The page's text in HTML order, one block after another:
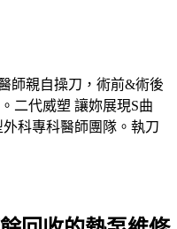
師親自操刀，術前&術後
二代威塑 讓妳展現S曲
科專科醫師團隊。執刀